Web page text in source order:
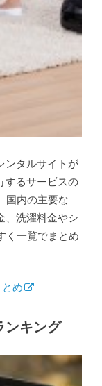
ンタルサイトが
するサービスの
国内の主要な
、洗濯料金やシ
く一覧でまとめ
め
ンキング